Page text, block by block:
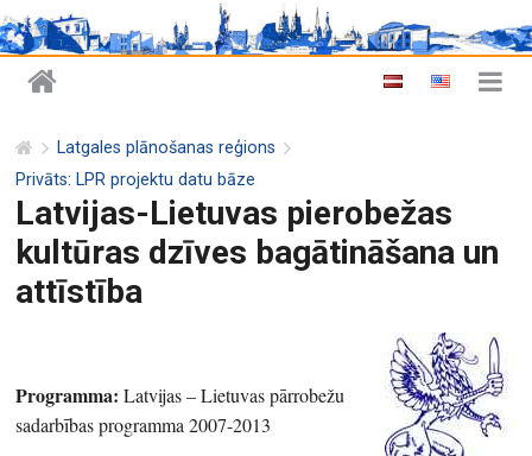
Latgales plānošanas reģions
Privāts: LPR projektu datu bāze
Latvijas-Lietuvas pierobežas
kultūras dzīves bagātināšana un
attīstība
Programma: Latvijas – Lietuvas pārrobežu
sadarbības programma 2007-2013